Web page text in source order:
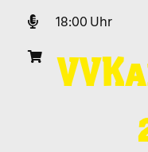
18:00
VVK